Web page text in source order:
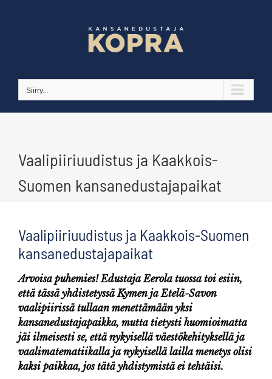
Siirry...
Vaalipiiriuudistus ja Kaakkois-
Suomen kansanedustajapaikat
Vaalipiiriuudistus ja Kaakkois-Suomen
kansanedustajapaikat
Arvoisa puhemies! Edustaja Eerola tuossa toi esiin,
että tässä yhdistetyssä Kymen ja Etelä-Savon
vaalipiirissä tullaan menettämään yksi
kansanedustajapaikka, mutta tietysti huomioimatta
jäi ilmeisesti se, että nykyisellä väestökehityksellä ja
vaalimatematiikalla ja nykyisellä lailla menetys olisi
kaksi paikkaa, jos tätä yhdistymistä ei tehtäisi.